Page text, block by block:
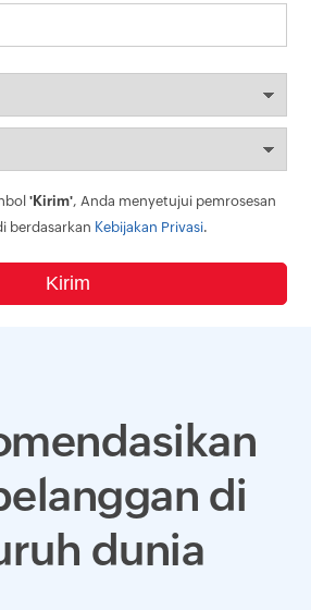
'Kirim', Anda menyetujui pemrosesan
berdasarkan Kebijakan Privasi.
di
dunia